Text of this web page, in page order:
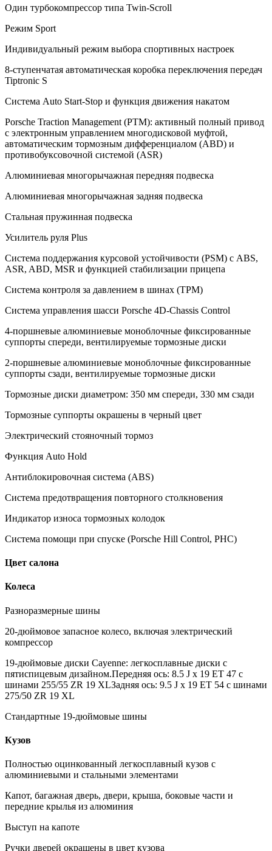
Один турбокомпрессор типа Twin-Scroll
Режим Sport
Индивидуальный режим выбора спортивных настроек
8-ступенчатая автоматическая коробка переключения передач
Tiptronic S
Система Auto Start-Stop и функция движения накатом
Porsche Traction Management (PTM): активный полный привод
с электронным управлением многодисковой муфтой,
автоматическим тормозным дифференциалом (ABD) и
противобуксовочной системой (ASR)
Алюминиевая многорычажная передняя подвеска
Алюминиевая многорычажная задняя подвеска
Стальная пружинная подвеска
Усилитель руля Plus
Система поддержания курсовой устойчивости (PSM) с ABS,
ASR, ABD, MSR и функцией стабилизации прицепа
Система контроля за давлением в шинах (TPM)
Cистема управления шасси Porsche 4D-Chassis Control
4-поршневые алюминиевые моноблочные фиксированные
суппорты спереди, вентилируемые тормозные диски
2-поршневые алюминиевые моноблочные фиксированные
суппорты сзади, вентилируемые тормозные диски
Тормозные диски диаметром: 350 мм спереди, 330 мм сзади
Тормозные суппорты окрашены в черный цвет
Электрический стояночный тормоз
Функция Auto Hold
Антиблокировочная система (ABS)
Система предотвращения повторного столкновения
Индикатор износа тормозных колодок
Система помощи при спуске (Porsche Hill Control, PHC)
Цвет салона
Колеса
Разноразмерные шины
20-дюймовое запасное колесо, включая электрический
компрессор
19-дюймовые диски Cayenne: легкосплавные диски с
пятиспицевым дизайном.Передняя ось: 8.5 J x 19 ET 47 с
шинами 255/55 ZR 19 XLЗадняя ось: 9.5 J x 19 ET 54 с шинами
275/50 ZR 19 XL
Стандартные 19-дюймовые шины
Кузов
Полностью оцинкованный легкосплавный кузов с
алюминиевыми и стальными элементами
Капот, багажная дверь, двери, крыша, боковые части и
передние крылья из алюминия
Выступ на капоте
Ручки дверей окрашены в цвет кузова